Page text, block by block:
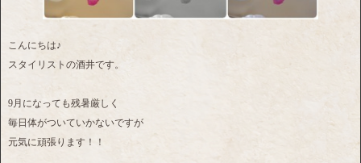
こんにちは♪
スタイリストの酒井です。
9月になっても残暑厳しく
毎日体がついていかないですが
元気に頑張ります！！